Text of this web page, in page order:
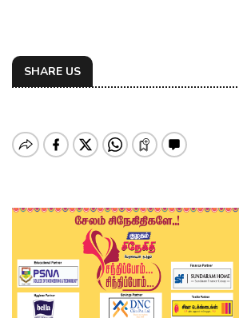
SHARE US